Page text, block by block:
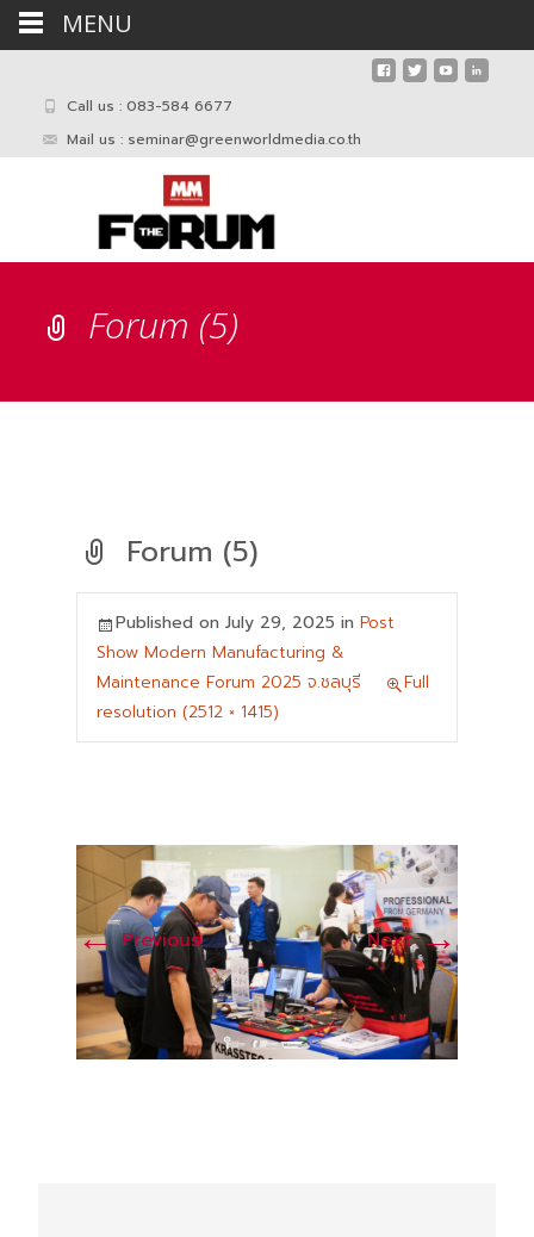
Call us : 083-584 6677
Mail us : seminar@greenworldmedia.co.th
Forum (5)
Forum (5)
Published on July 29, 2025 in Post
Show Modern Manufacturing &
Maintenance Forum 2025 จ.ชลบุรี
Full
resolution (2512 × 1415)
←Previous Next→
MENU